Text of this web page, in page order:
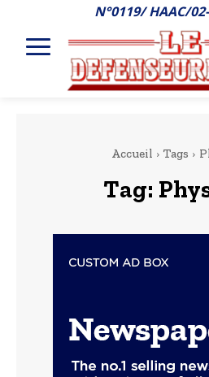
N°0119/ HAAC/
Accueil Tags
Tag: